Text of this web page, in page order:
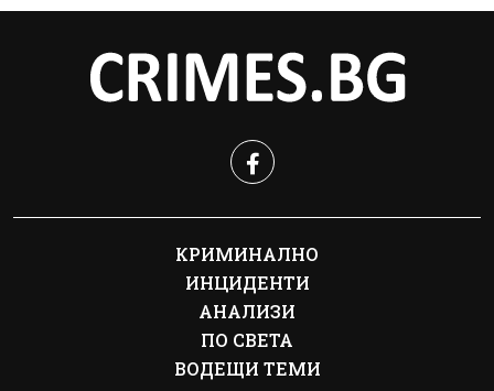
КРИМИНАЛНО
ИНЦИДЕНТИ
АНАЛИЗИ
ПО СВЕТА
ВОДЕЩИ ТЕМИ